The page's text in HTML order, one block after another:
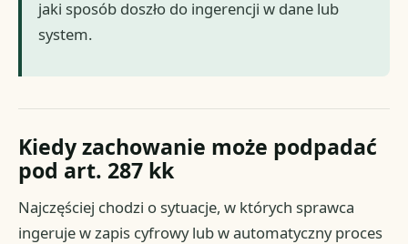
jaki sposób doszło do ingerencji w dane lub
system.
Kiedy zachowanie może podpadać
pod art. 287 kk
Najczęściej chodzi o sytuacje, w których sprawca
ingeruje w zapis cyfrowy lub w automatyczny proces